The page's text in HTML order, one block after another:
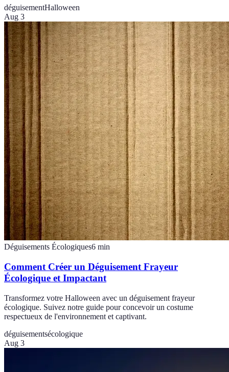
déguisementHalloween
Aug 3
Déguisements Écologiques6 min
Comment Créer un Déguisement Frayeur
Écologique et Impactant
Transformez votre Halloween avec un déguisement frayeur
écologique. Suivez notre guide pour concevoir un costume
respectueux de l'environnement et captivant.
déguisementsécologique
Aug 3